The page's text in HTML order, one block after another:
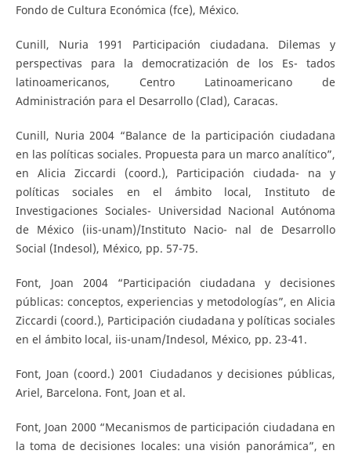
Fondo de Cultura Económica (fce), México.
Cunill, Nuria 1991 Participación ciudadana. Dilemas y
perspectivas para la democratización de los Es- tados
latinoamericanos, Centro Latinoamericano de
Administración para el Desarrollo (Clad), Caracas.
Cunill, Nuria 2004 “Balance de la participación ciudadana
en las políticas sociales. Propuesta para un marco analítico”,
en Alicia Ziccardi (coord.), Participación ciudada- na y
políticas sociales en el ámbito local, Instituto de
Investigaciones Sociales- Universidad Nacional Autónoma
de México (iis-unam)/Instituto Nacio- nal de Desarrollo
Social (Indesol), México, pp. 57-75.
Font, Joan 2004 “Participación ciudadana y decisiones
públicas: conceptos, experiencias y metodologías”, en Alicia
Ziccardi (coord.), Participación ciudadana y políticas sociales
en el ámbito local, iis-unam/Indesol, México, pp. 23-41.
Font, Joan (coord.) 2001 Ciudadanos y decisiones públicas,
Ariel, Barcelona. Font, Joan et al.
Font, Joan 2000 “Mecanismos de participación ciudadana en
la toma de decisiones locales: una visión panorámica”, en